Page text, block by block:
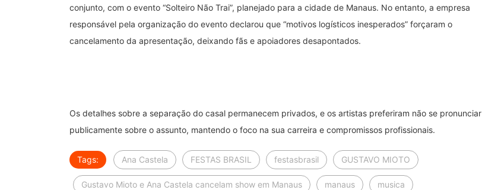
conjunto, com o evento “Solteiro Não Trai”, planejado para a cidade de Manaus. No entanto, a empresa
responsável pela organização do evento declarou que “motivos logísticos inesperados” forçaram o
cancelamento da apresentação, deixando fãs e apoiadores desapontados.
Os detalhes sobre a separação do casal permanecem privados, e os artistas preferiram não se pronunciar
publicamente sobre o assunto, mantendo o foco na sua carreira e compromissos profissionais.
Tags: Ana Castela FESTAS BRASIL festasbrasil GUSTAVO MIOTO
Gustavo Mioto e Ana Castela cancelam show em Manaus manaus musica